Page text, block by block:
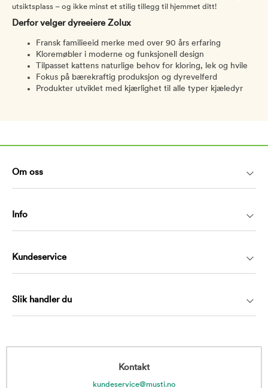
utsiktsplass – og ikke minst et stilig tillegg til hjemmet ditt!
Derfor velger dyreeiere Zolux
Fransk familieeid merke med over 90 års erfaring
Kloremøbler i moderne og funksjonell design
Tilpasset kattens naturlige behov for kloring, lek og hvile
Fokus på bærekraftig produksjon og dyrevelferd
Produkter utviklet med kjærlighet til alle typer kjæledyr
Om oss
Info
Kundeservice
Slik handler du
Kontakt
kundeservice@musti.no